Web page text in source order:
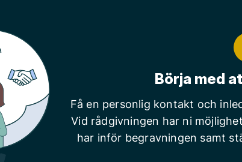
Börja med
Få en personlig kontakt och
Vid rådgivningen har ni
har inför begravningen samt